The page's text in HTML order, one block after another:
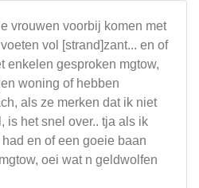
vrouwen voorbij komen met
vol [strand]zant... en of
enkelen gesproken mgtow,
woning of hebben
als ze merken dat ik niet
is het snel over.. tja als ik
en of een goeie baan
oei wat n geldwolfen